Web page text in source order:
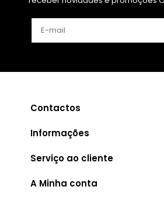
Contactos
Informações
Serviço ao cliente
A Minha conta